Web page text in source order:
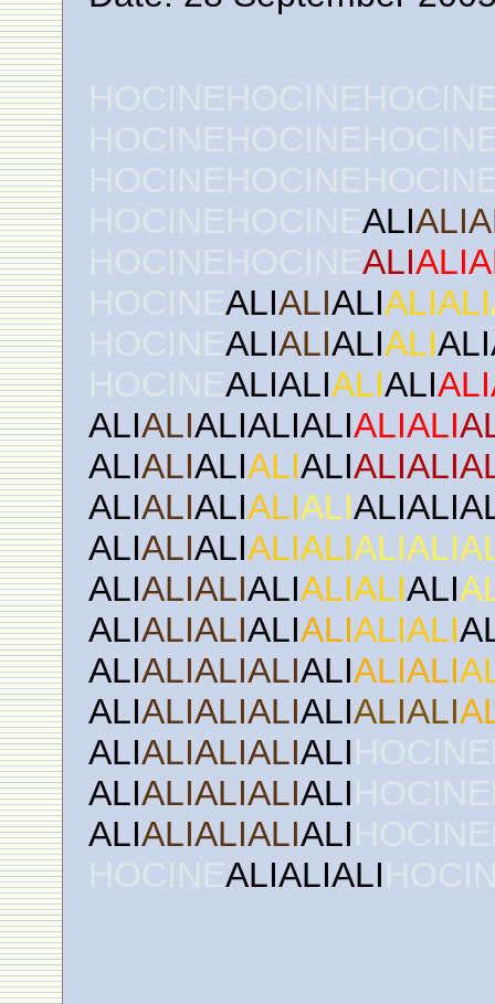
HOCINEHOCINEALI
HOCINEHOCINEALI
HOCINEALIALIALIALIALI
HOCINEALIALIALIALI
HOCINEALIALIALIALI
ALIALIALIALIALIALIALI
ALIALIALIALIALI
ALIALIALIALIALI
ALIALIALIALIALI
ALIALIALIALIALIALIALI
ALIALIALIALIALIALIALI
ALIALIALIALIALIALIALI
ALIALIALIALIALIALIALI
ALIALIALIALIALI
ALIALIALIALIALI
ALIALIALIALIALI
HOCINEALIALIALI